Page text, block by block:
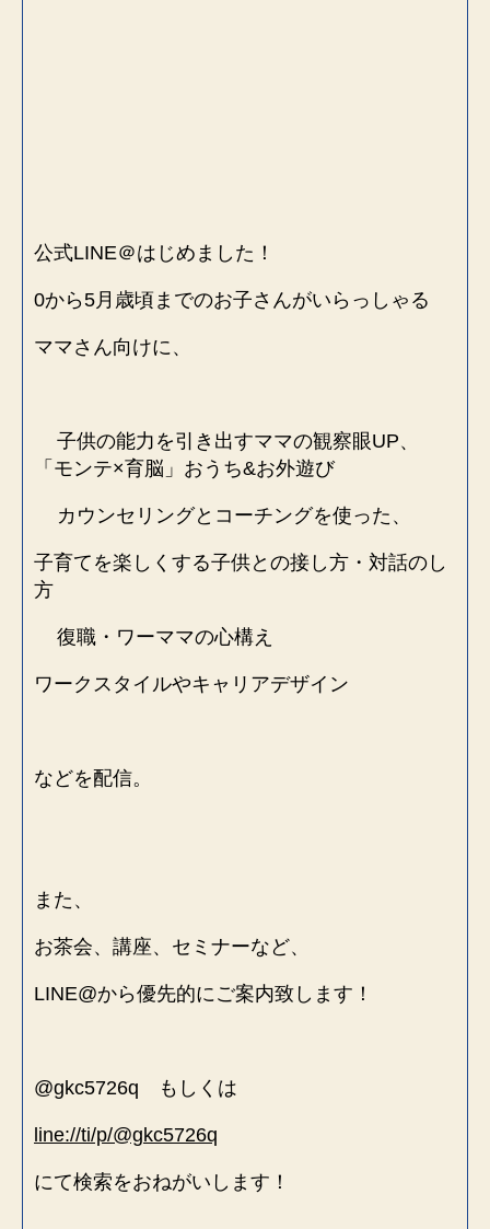
公式LINE＠はじめました！
0から5月歳頃までのお子さんがいらっしゃる
ママさん向けに、
子供の能力を引き出すママの観察眼UP、
「モンテ×育脳」おうち&お外遊び
カウンセリングとコーチングを使った、
子育てを楽しくする子供との接し方・対話のし
方
復職・ワーママの心構え
ワークスタイルやキャリアデザイン
などを配信。
また、
お茶会、講座、セミナーなど、
LINE@から優先的にご案内致します！
@gkc5726q もしくは
line://ti/p/@gkc5726q
にて検索をおねがいします！